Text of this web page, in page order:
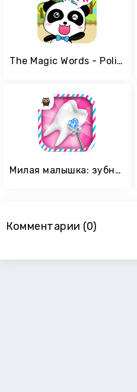
The Magic Words - Polite Baby
Милая малышка: зубная фея
Комментарии (0)